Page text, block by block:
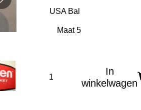
USA Bal
In
winkelwagen